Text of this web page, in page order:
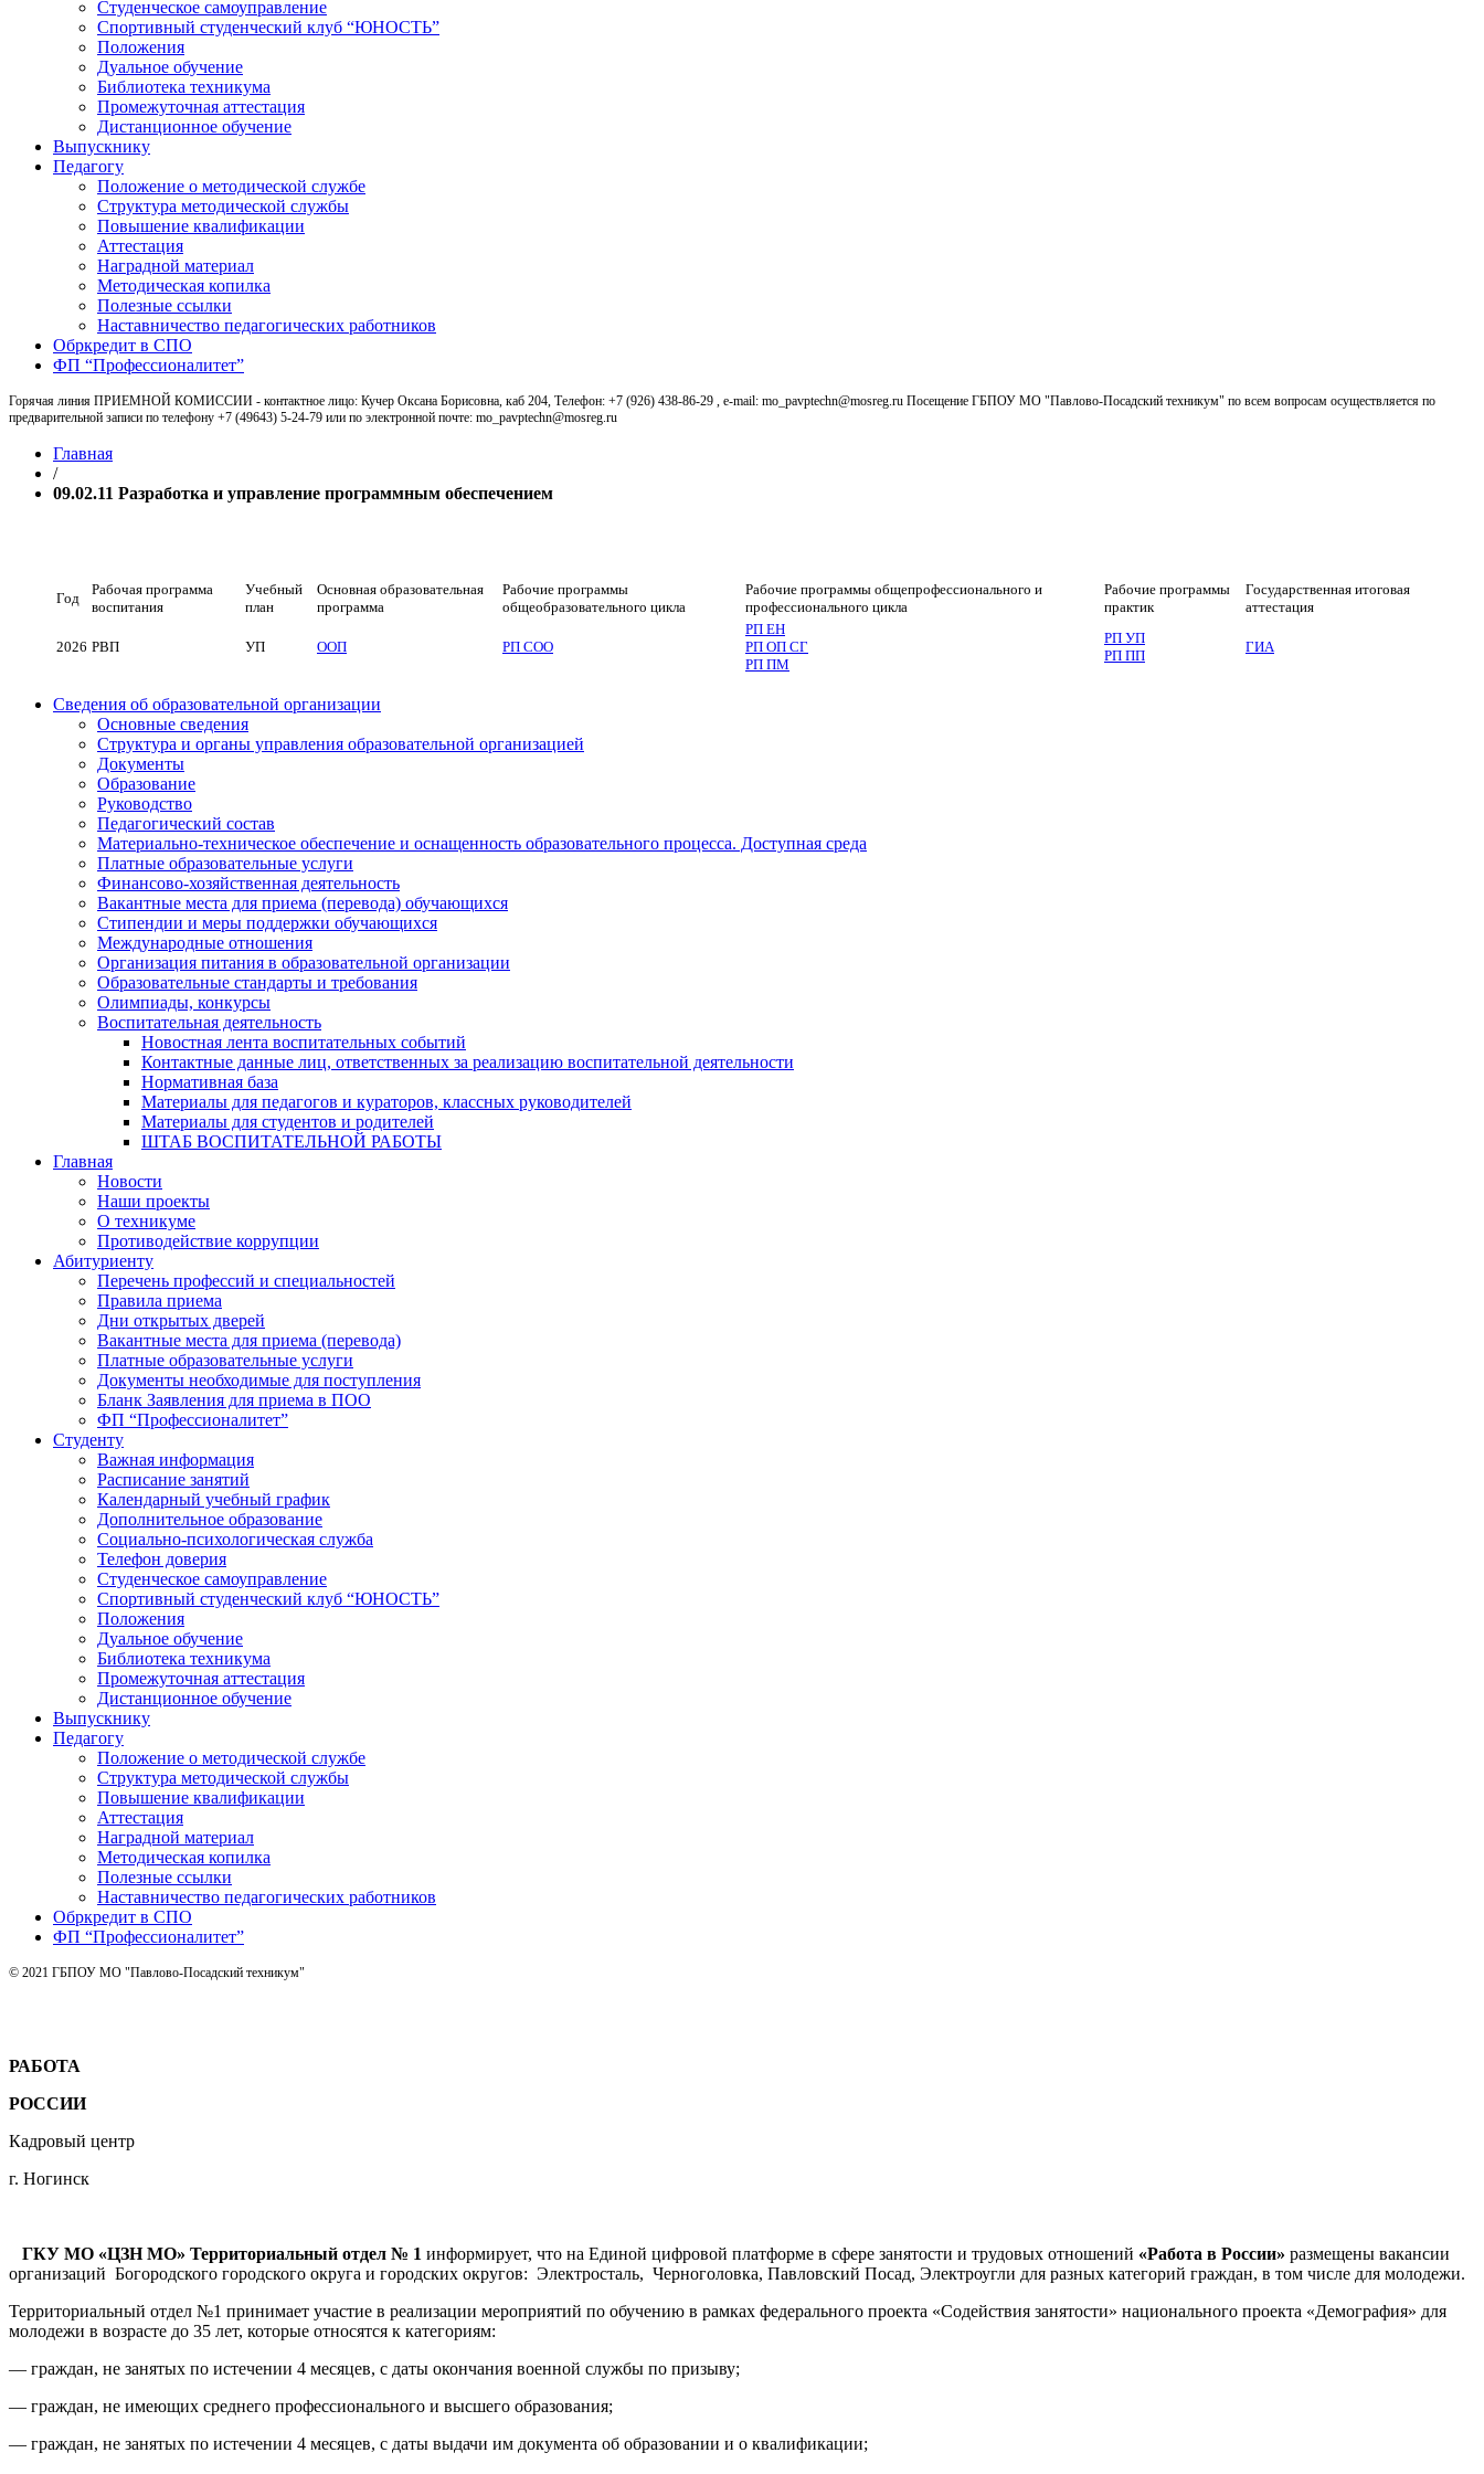
Студенческое самоуправление
Спортивный студенческий клуб “ЮНОСТЬ”
Положения
Дуальное обучение
Библиотека техникума
Промежуточная аттестация
Дистанционное обучение
Выпускнику
Педагогу
Положение о методической службе
Структура методической службы
Повышение квалификации
Аттестация
Наградной материал
Методическая копилка
Полезные ссылки
Наставничество педагогических работников
Обркредит в СПО
ФП “Профессионалитет”
Горячая линия ПРИЕМНОЙ КОМИССИИ - контактное лицо: Кучер Оксана Борисовна, каб 204, Телефон: +7 (926) 438-86-29 , e-mail: mo_pavptechn@mosreg.ru Посещение ГБПОУ МО "Павлово-Посадский техникум" по всем вопросам осуществляется по
предварительной записи по телефону +7 (49643) 5-24-79 или по электронной почте: mo_pavptechn@mosreg.ru
Главная
/
09.02.11 Разработка и управление программным обеспечением
Год
Рабочая программа
воспитания
Учебный
план
Основная образовательная
программа
Рабочие программы
общеобразовательного цикла
Рабочие программы общепрофессионального и
профессионального цикла
Рабочие программы
практик
Государственная итоговая
аттестация
2026 РВП УП ООП РП СОО
РП ЕН
РП ОП СГ
РП ПМ
РП УП
РП ПП
ГИА
Сведения об образовательной организации
Основные сведения
Структура и органы управления образовательной организацией
Документы
Образование
Руководство
Педагогический состав
Материально-техническое обеспечение и оснащенность образовательного процесса. Доступная среда
Платные образовательные услуги
Финансово-хозяйственная деятельность
Вакантные места для приема (перевода) обучающихся
Стипендии и меры поддержки обучающихся
Международные отношения
Организация питания в образовательной организации
Образовательные стандарты и требования
Олимпиады, конкурсы
Воспитательная деятельность
Новостная лента воспитательных событий
Контактные данные лиц, ответственных за реализацию воспитательной деятельности
Нормативная база
Материалы для педагогов и кураторов, классных руководителей
Материалы для студентов и родителей
ШТАБ ВОСПИТАТЕЛЬНОЙ РАБОТЫ
Главная
Новости
Наши проекты
О техникуме
Противодействие коррупции
Абитуриенту
Перечень профессий и специальностей
Правила приема
Дни открытых дверей
Вакантные места для приема (перевода)
Платные образовательные услуги
Документы необходимые для поступления
Бланк Заявления для приема в ПОО
ФП “Профессионалитет”
Студенту
Важная информация
Расписание занятий
Календарный учебный график
Дополнительное образование
Социально-психологическая служба
Телефон доверия
Студенческое самоуправление
Спортивный студенческий клуб “ЮНОСТЬ”
Положения
Дуальное обучение
Библиотека техникума
Промежуточная аттестация
Дистанционное обучение
Выпускнику
Педагогу
Положение о методической службе
Структура методической службы
Повышение квалификации
Аттестация
Наградной материал
Методическая копилка
Полезные ссылки
Наставничество педагогических работников
Обркредит в СПО
ФП “Профессионалитет”
© 2021 ГБПОУ МО "Павлово-Посадский техникум"
РАБОТА
РОССИИ
Кадровый центр
г. Ногинск
ГКУ МО «ЦЗН МО» Территориальный отдел № 1 информирует, что на Единой цифровой платформе в сфере занятости и трудовых отношений «Работа в России» размещены вакансии
организаций Богородского городского округа и городских округов: Электросталь, Черноголовка, Павловский Посад, Электроугли для разных категорий граждан, в том числе для молодежи.
Территориальный отдел №1 принимает участие в реализации мероприятий по обучению в рамках федерального проекта «Содействия занятости» национального проекта «Демография» для
молодежи в возрасте до 35 лет, которые относятся к категориям:
— граждан, не занятых по истечении 4 месяцев, с даты окончания военной службы по призыву;
— граждан, не имеющих среднего профессионального и высшего образования;
— граждан, не занятых по истечении 4 месяцев, с даты выдачи им документа об образовании и о квалификации;